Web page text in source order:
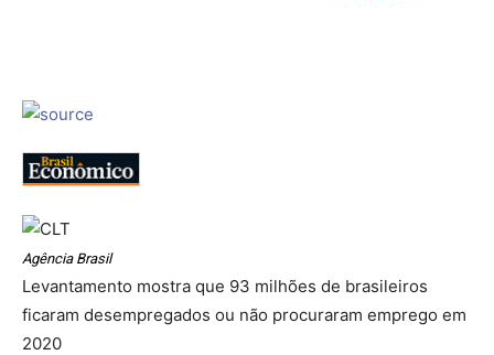
Agência Brasil
Levantamento mostra que 93 milhões de brasileiros
ficaram desempregados ou não procuraram emprego em
2020